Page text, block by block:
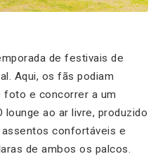
de festivais de
Aqui, os fãs podiam
e concorrer a um
lounge ao ar livre, produzido
confortáveis e
de ambos os palcos.